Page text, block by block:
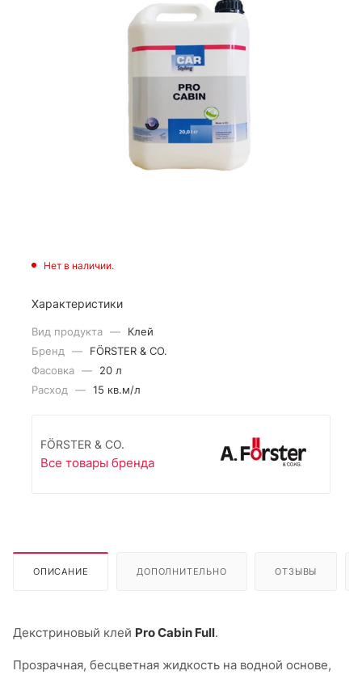
Нет в наличии.
Характеристики
Вид продукта —
Клей
Бренд —
FÖRSTER & CO.
Фасовка —
20 л
Расход — 15 кв.м/л
FÖRSTER & CO.
Все товары бренда
ОПИСАНИЕ ДОПОЛНИТЕЛЬНО ОТЗЫВЫ
Декстриновый клей Pro Cabin Full.
Прозрачная, бесцветная жидкость на водной основе,